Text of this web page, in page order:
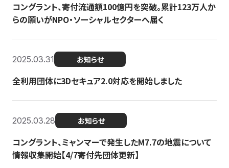
コングラント、寄付流通額100億円を突破。累計123万人か
らの願いがNPO・ソーシャルセクターへ届く
2025.03.31 お知らせ
全利用団体に3Dセキュア2.0対応を開始しました
2025.03.28 お知らせ
コングラント、ミャンマーで発生したM7.7の地震について
情報収集開始【4/7寄付先団体更新】